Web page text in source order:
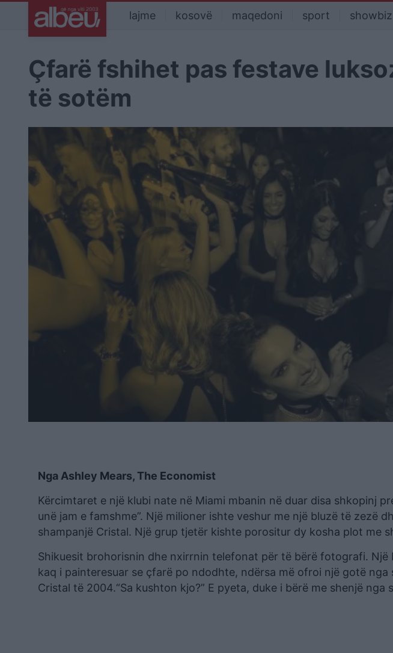
lajme kosovë maqedoni sport showbiz
Çfarë fshihet pas festave
të sotëm
Nga Ashley Mears, The Economist
Kërcimtaret e një klubi nate në Miami mbanin në duar disa shkopinj
unë jam e famshme”. Një milioner ishte veshur me një bluzë të zezë
shampanjë Cristal. Një grup tjetër kishte porositur dy kosha plot me
Shikuesit brohorisnin dhe nxirrnin telefonat për të bërë fotografi.
kaq i painteresuar se çfarë po ndodhte, ndërsa më ofroi një gotë nga
Cristal të 2004.“Sa kushton kjo?” E pyeta, duke i bërë me shenjë nga